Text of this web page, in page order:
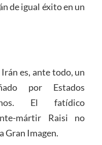
de igual éxito en un
es, ante todo, un
por Estados
El fatídico
mártir Raisi no
Gran Imagen.